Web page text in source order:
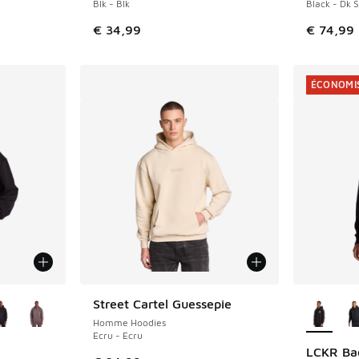
Prix en baisse de € 34,99 à € 21,00
Blk - Blk
€ 34,99
Black - Dk
€ 74,99
Street Cartel Guessepie
Homme Hoodies
Ecru - Ecru
LCKR